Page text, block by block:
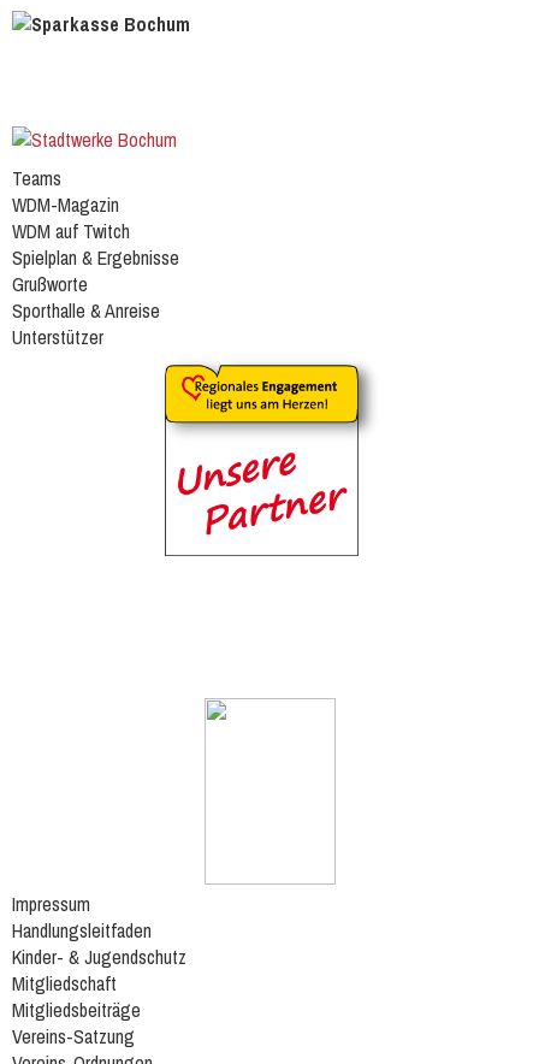
Teams
WDM-Magazin
WDM auf Twitch
Spielplan & Ergebnisse
Grußworte
Sporthalle & Anreise
Unterstützer
Impressum
Handlungsleitfaden
Kinder- & Jugendschutz
Mitgliedschaft
Mitgliedsbeiträge
Vereins-Satzung